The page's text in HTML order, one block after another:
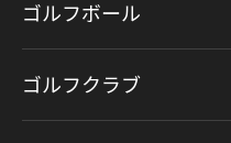
ゴルフボール
ゴルフクラブ